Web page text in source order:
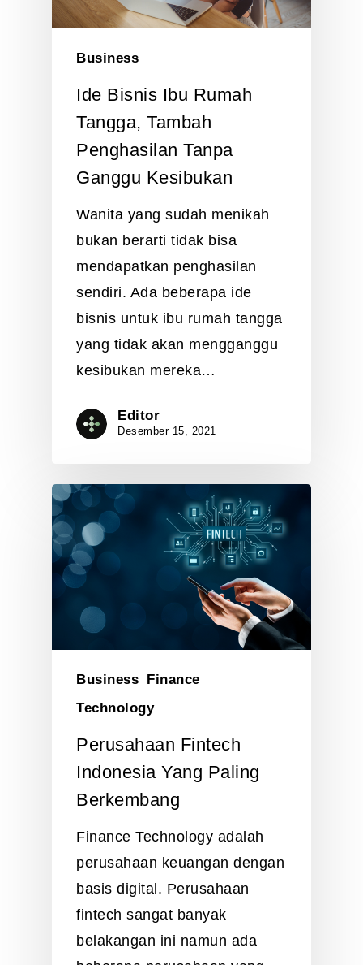
Business
Ide Bisnis Ibu Rumah
Tangga, Tambah
Penghasilan Tanpa
Ganggu Kesibukan
Wanita yang sudah menikah
bukan berarti tidak bisa
mendapatkan penghasilan
sendiri. Ada beberapa ide
bisnis untuk ibu rumah tangga
yang tidak akan mengganggu
kesibukan mereka…
Editor
Desember 15, 2021
Business Finance
Technology
Perusahaan Fintech
Indonesia Yang Paling
Berkembang
Finance Technology adalah
perusahaan keuangan dengan
basis digital. Perusahaan
fintech sangat banyak
belakangan ini namun ada